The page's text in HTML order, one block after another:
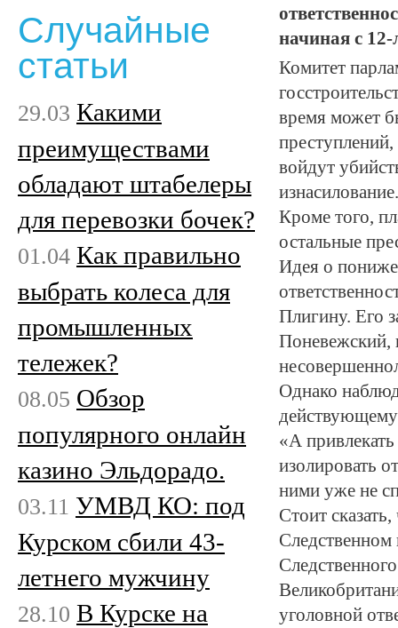
начиная с 12-
Комитет
время может
преступлений,
войдут
изнасилование.
Кроме того,
остальные
Идея о
Плигину. Его
Поневежский,
Однако
действующему
«А
изолировать
ними уже не
Стоит
Следственном
уголовной
Случайные
статьи
29.03 Какими
преимуществами
обладают штабелеры
для перевозки бочек?
01.04 Как правильно
выбрать колеса для
промышленных
тележек?
08.05 Обзор
популярного онлайн
казино Эльдорадо.
03.11 УМВД КО: под
Курском сбили 43-
летнего мужчину
28.10 В Курске на